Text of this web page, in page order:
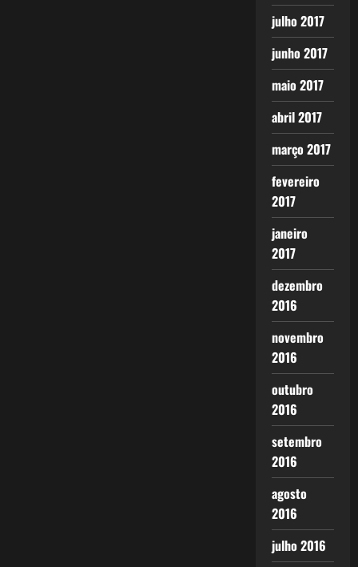
julho 2017
junho 2017
maio 2017
abril 2017
março 2017
fevereiro
2017
janeiro
2017
dezembro
2016
novembro
2016
outubro
2016
setembro
2016
agosto
2016
julho 2016